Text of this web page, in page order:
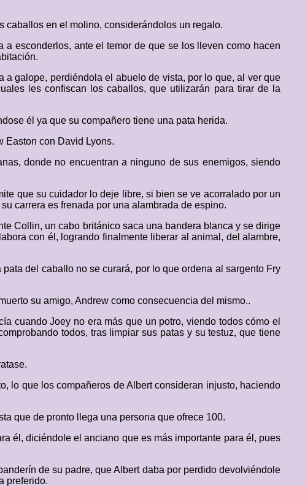
caballos en el molino, considerándolos un regalo.
esconderlos, ante el temor de que se los lleven como hacen
galope, perdiéndola el abuelo de vista, por lo que, al ver que
les confiscan los caballos, que utilizarán para tirar de la
él ya que su compañero tiene una pata herida.
Easton con David Lyons.
donde no encuentran a ninguno de sus enemigos, siendo
que su cuidador lo deje libre, si bien se ve acorralado por un
carrera es frenada por una alambrada de espino.
Collin, un cabo británico saca una bandera blanca y se dirige
con él, logrando finalmente liberar al animal, del alambre,
del caballo no se curará, por lo que ordena al sargento Fry
su amigo, Andrew como consecuencia del mismo..
cuando Joey no era más que un potro, viendo todos cómo el
todos, tras limpiar sus patas y su testuz, que tiene
lo que los compañeros de Albert consideran injusto, haciendo
que de pronto llega una persona que ofrece 100.
él, diciéndole el anciano que es más importante para él, pues
de su padre, que Albert daba por perdido devolviéndole
preferido.